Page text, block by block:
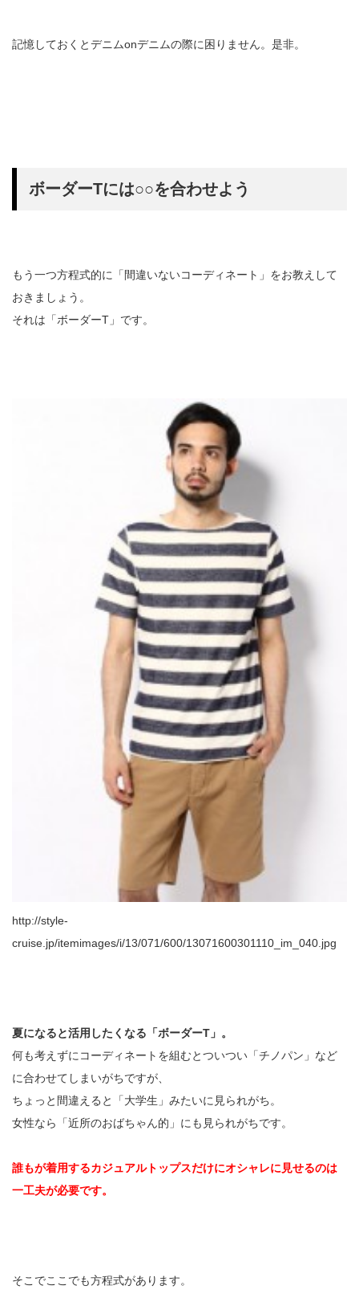
記憶しておくとデニムonデニムの際に困りません。是非。
ボーダーTには○○を合わせよう
もう一つ方程式的に「間違いないコーディネート」をお教えして
おきましょう。
それは「ボーダーT」です。
http://style-
cruise.jp/itemimages/i/13/071/600/13071600301110_im_040.jpg
夏になると活用したくなる「ボーダーT」。
何も考えずにコーディネートを組むとついつい「チノパン」など
に合わせてしまいがちですが、
ちょっと間違えると「大学生」みたいに見られがち。
女性なら「近所のおばちゃん的」にも見られがちです。
誰もが着用するカジュアルトップスだけにオシャレに見せるのは
一工夫が必要です。
そこでここでも方程式があります。